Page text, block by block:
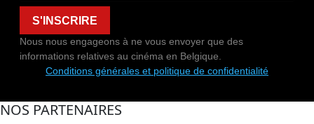
S'INSCRIRE
Nous nous engageons à ne vous envoyer que des
informations relatives au cinéma en Belgique.
Conditions générales et politique de confidentialité
NOS PARTENAIRES